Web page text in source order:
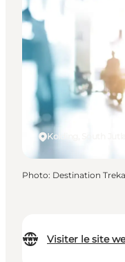
Visiter le site
Kolding, South
Photo: Destination